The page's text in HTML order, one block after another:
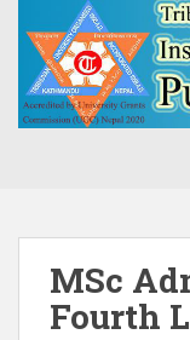
MSc
Fourth